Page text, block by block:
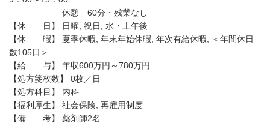
休憩 60分・残業なし
【休 日】 日曜, 祝日, 水・土午後
【休 暇】 夏季休暇, 年末年始休暇, 年次有給休暇, ＜年間休日
数105日＞
【給 与】 年収600万円～780万円
【処方箋枚数】 0枚／日
【処方科目】 内科
【福利厚生】 社会保険, 再雇用制度
【備 考】 薬剤師2名